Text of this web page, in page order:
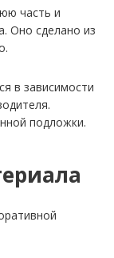
часть и
Оно сделано из
в зависимости
подложки.